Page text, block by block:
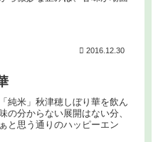
2016.12.30
純米」秋津穂しぼり華を飲ん
の分からない展開はない分、
と思う通りのハッピーエン